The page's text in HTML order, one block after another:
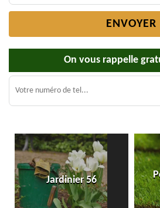
On vous rappelle
Jardinier 56